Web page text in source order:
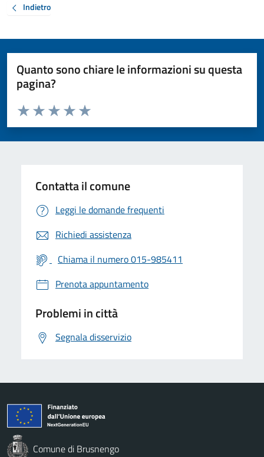
Indietro
Quanto sono chiare le informazioni su questa
pagina?
Valuta da 1 a 5 stelle la pagina
Valuta 5 stelle su 5
Valuta 4 stelle su 5
Valuta 3 stelle su 5
Valuta 2 stelle su 5
Valuta 1 stelle su 5
Contatta il comune
Leggi le domande frequenti
Richiedi assistenza
Chiama il numero 015-985411
Prenota appuntamento
Problemi in città
Segnala disservizio
Comune di Brusnengo